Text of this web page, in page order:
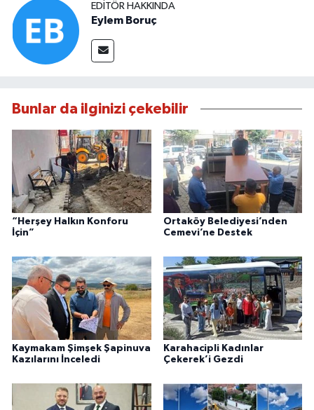
EDITÖR HAKKINDA
Eylem Boruç
Bunlar da ilginizi çekebilir
“Herşey Halkın Konforu
İçin”
Ortaköy Belediyesi’nden
Cemevi’ne Destek
Kaymakam Şimşek Şapinuva
Kazılarını İnceledi
Karahacipli Kadınlar
Çekerek’i Gezdi